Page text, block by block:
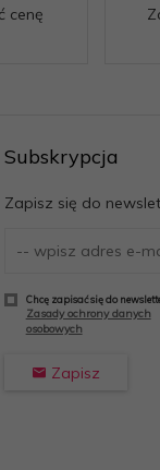
cenę
Subskrypcja
Zapisz się do
Chcę zapisać się do
Zasady ochrony danych
osobowych
Zapisz